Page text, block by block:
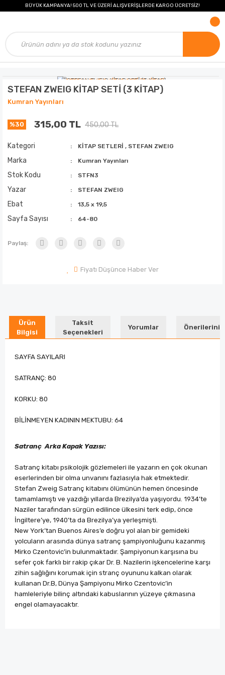
BÜYÜK KAMPANYA! 500 TL VE ÜZERİ ALIŞVERİŞLERDE KARGO ÜCRETSİZ!
STEFAN ZWEIG KİTAP SETİ (3 KİTAP)
Kumran Yayınları
%30 315,00 TL 450,00 TL
Kategori KİTAP SETLERİ , STEFAN ZWEIG
Marka Kumran Yayınları
Stok Kodu STFN3
Yazar STEFAN ZWEIG
Ebat 13,5 x 19,5
Sayfa Sayısı 64-80
Paylaş:
Fiyatı Düşünce Haber Ver
Ürün
Bilgisi
Taksit
Seçenekleri
Yorumlar Önerileriniz
SAYFA SAYILARI
SATRANÇ: 80
KORKU: 80
BİLİNMEYEN KADININ MEKTUBU: 64
Satranç Arka Kapak Yazısı:
Satranç kitabı psikolojik gözlemeleri ile yazarın en çok okunan
eserlerinden bir olma unvanını fazlasıyla hak etmektedir.
Stefan Zweig Satranç kitabını ölümünün hemen öncesinde
tamamlamıştı ve yazdığı yıllarda Brezilya’da yaşıyordu. 1934’te
Naziler tarafından sürgün edilince ülkesini terk edip, önce
İngiltere’ye, 1940’ta da Brezilya’ya yerleşmişti.
New York’tan Buenos Aires’e doğru yol alan bir gemideki
yolcuların arasında dünya satranç şampiyonluğunu kazanmış
Mirko Czentovic’in bulunmaktadır. Şampiyonun karşısına bu
sefer çok farklı bir rakip çıkar Dr. B. Nazilerin işkencelerine karşı
zihin sağlığını korumak için stranç oyununu kalkan olarak
kullanan Dr.B, Dünya Şampiyonu Mirko Czentovic’in
hamleleriyle bilinç altındaki kabuslarının yüzeye çıkmasına
engel olamayacaktır.